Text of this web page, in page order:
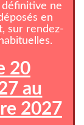
définitive ne
en
sur rendez-
20
au
2027